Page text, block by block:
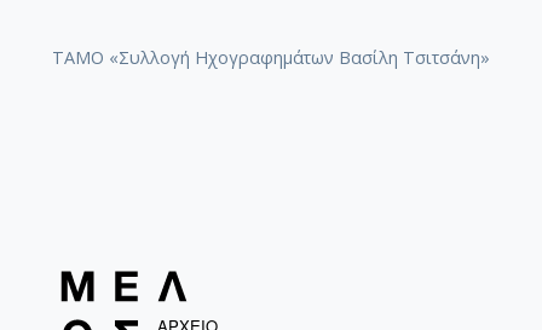
ΤΑΜΟ «Συλλογή Ηχογραφημάτων Βασίλη Τσιτσάνη»